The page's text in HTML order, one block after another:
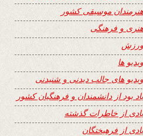
هنرمندان موسیقی کشور
هنری و فرهنگی
ورزش
ویدیو ها
ویدیو های جالب دیدنی و شنیدنی
یاد بود از دانشمندان و فرهنگیان کشور
یادی از خاطرات گذشته
یادی از فرهیختگان